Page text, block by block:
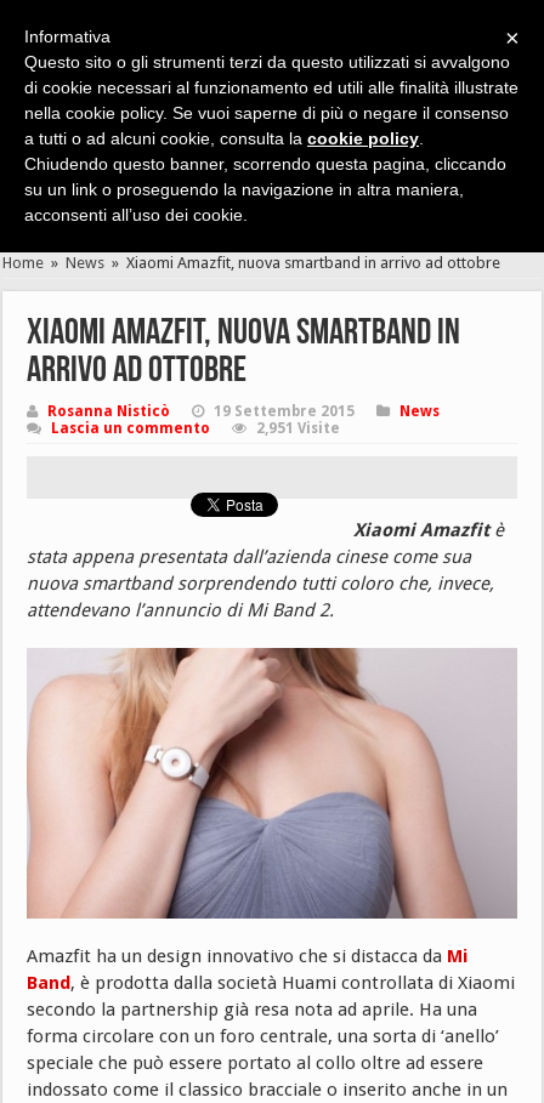
Cerca velocemente news, recensioni, guide, app, giochi ...
Home » News » Xiaomi Amazfit, nuova smartband in arrivo ad ottobre
Xiaomi Amazfit, nuova smartband in
arrivo ad ottobre
Rosanna Nisticò 19 Settembre 2015
News
Lascia un commento
2,951 Visite
Xiaomi Amazfitè
stata appena presentata dall’azienda cinese come sua
nuova smartband sorprendendo tutti coloro che, invece,
attendevano l’annuncio di Mi Band 2.
Amazfit ha un design innovativo che si distacca da Mi
Band, è prodotta dalla società Huami controllata di Xiaomi
secondo la partnership già resa nota ad aprile. Ha una
forma circolare con un foro centrale, una sorta di ‘anello’
speciale che può essere portato al collo oltre ad essere
indossato come il classico bracciale o inserito anche in un
×
Informativa
Questo sito o gli strumenti terzi da questo utilizzati si avvalgono
di cookie necessari al funzionamento ed utili alle finalità illustrate
nella cookie policy. Se vuoi saperne di più o negare il consenso
a tutti o ad alcuni cookie, consulta la cookie policy
Chiudendo questo banner, scorrendo questa pagina, cliccando
su un link o proseguendo la navigazione in altra maniera,
acconsenti all’uso dei cookie.